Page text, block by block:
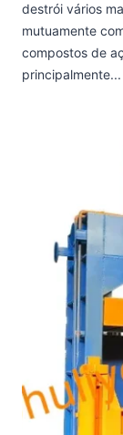
destrói vários
mutuamente
compostos de
principalmente...